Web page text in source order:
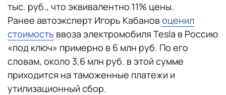
тыс. руб., что эквивалентно 11% цены.
Ранее автоэксперт Игорь Кабанов оценил
стоимость ввоза электромобиля Tesla в Россию
«под ключ» примерно в 6 млн руб. По его
словам, около 3,6 млн руб. в этой сумме
приходится на таможенные платежи и
утилизационный сбор.